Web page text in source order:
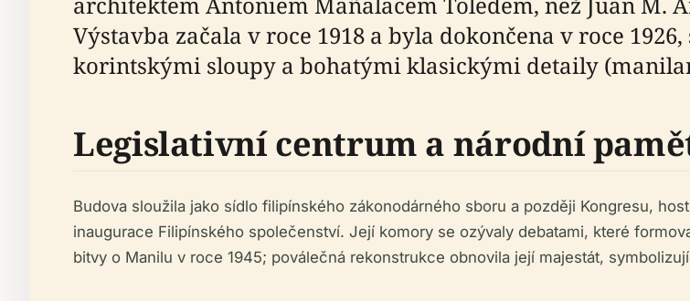
Výstavba začala v roce 1918 a byla dokončena v roce
korintskými sloupy a bohatými klasickými detaily
Legislativní centrum a národní
Budova sloužila jako sídlo filipínského zákonodárného sboru a později Kongresu,
inaugurace Filipínského společenství. Její komory se ozývaly debatami, které
bitvy o Manilu v roce 1945; poválečná rekonstrukce obnovila její majestát,